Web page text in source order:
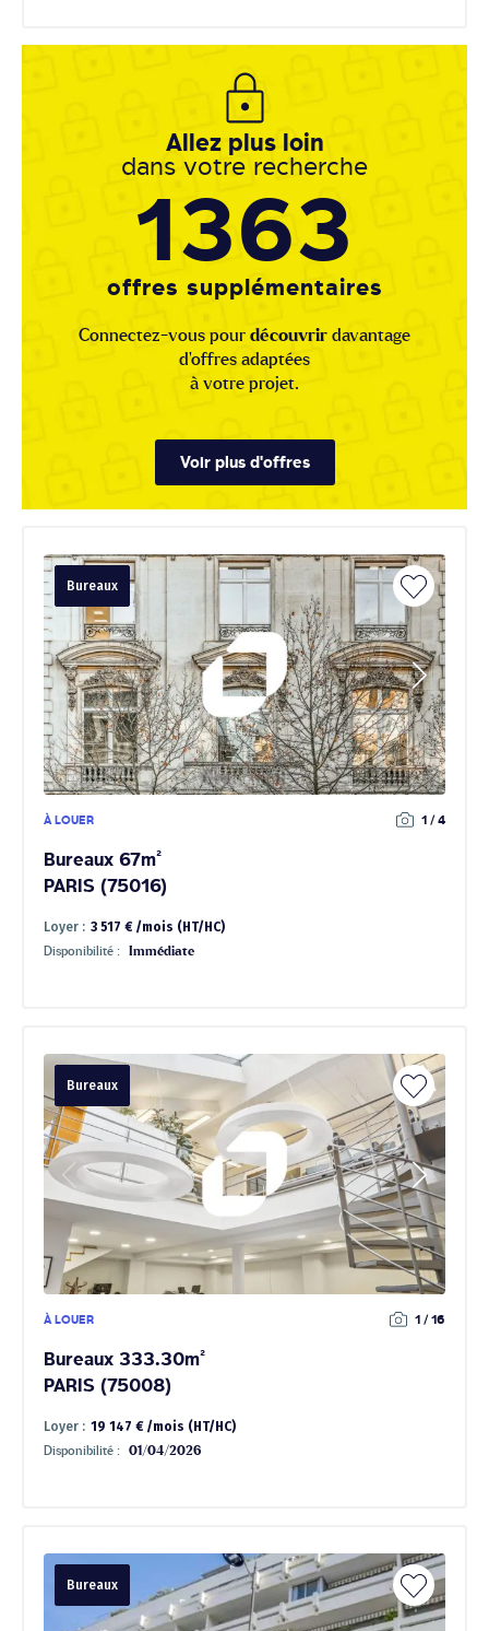
Allez plus loin
dans votre recherche
1363
offres supplémentaires
Connectez-vous pour découvrir davantage
d'offres adaptées
à votre projet.
Voir plus d'offres
Bureaux
À LOUER 1 / 4
Bureaux 67m²
PARIS (75016)
Loyer : 3 517 € /mois (HT/HC)
Disponibilité : Immédiate
Bureaux
À LOUER 1 / 16
Bureaux 333.30m²
PARIS (75008)
Loyer : 19 147 € /mois (HT/HC)
Disponibilité : 01/04/2026
Bureaux